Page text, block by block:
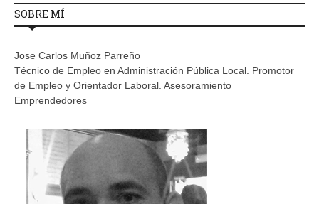
SOBRE MÍ
Jose Carlos Muñoz Parreño
Técnico de Empleo en Administración Pública Local. Promotor
de Empleo y Orientador Laboral. Asesoramiento
Emprendedores